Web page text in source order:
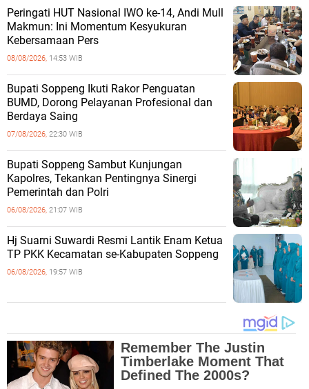
Peringati HUT Nasional IWO ke-14, Andi Mull
Makmun: Ini Momentum Kesyukuran
Kebersamaan Pers
08/08/2026, 14:53 WIB
Bupati Soppeng Ikuti Rakor Penguatan
BUMD, Dorong Pelayanan Profesional dan
Berdaya Saing
07/08/2026, 22:30 WIB
Bupati Soppeng Sambut Kunjungan
Kapolres, Tekankan Pentingnya Sinergi
Pemerintah dan Polri
06/08/2026, 21:07 WIB
Hj Suarni Suwardi Resmi Lantik Enam Ketua
TP PKK Kecamatan se-Kabupaten Soppeng
06/08/2026, 19:57 WIB